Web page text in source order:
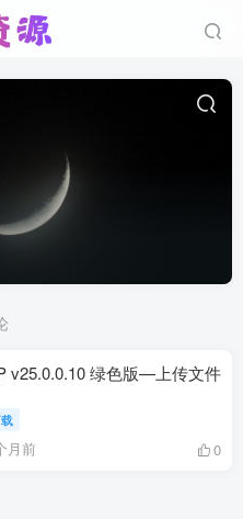
v25.0.0.10 绿色版—上传文件
月前 0